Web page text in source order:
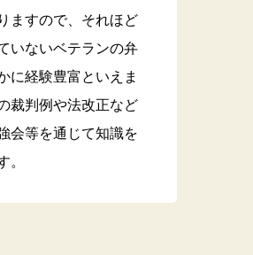
ますので、それほど
いないベテランの弁
に経験豊富といえま
裁判例や法改正など
会等を通じて知識を
。